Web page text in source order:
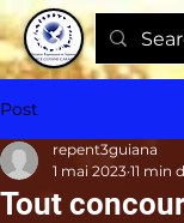
Post
Tout
repent3guiana
1 mai 2023 11 min